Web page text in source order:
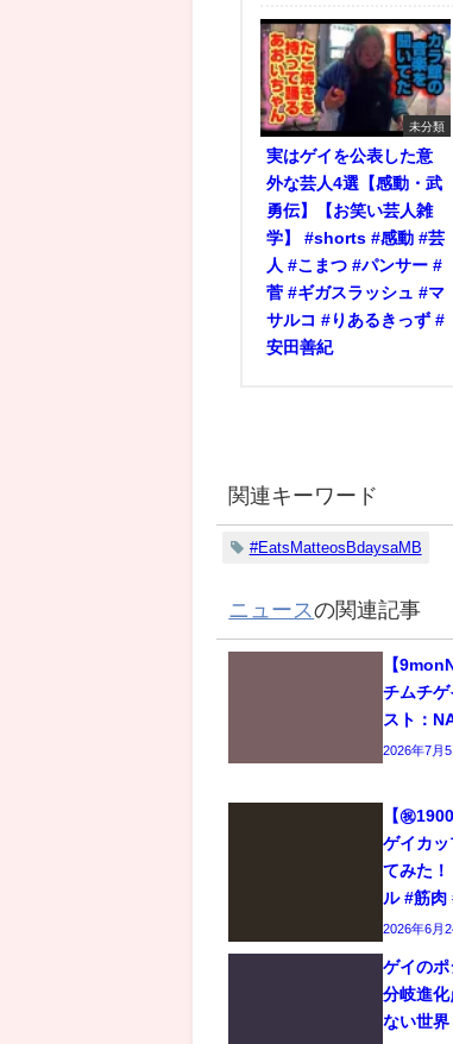
未分類
実はゲイを公表した意
外な芸人4選【感動・武
勇伝】【お笑い芸人雑
学】 #shorts #感動 #芸
人 #こまつ #パンサー #
菅 #ギガスラッシュ #マ
サルコ #りあるきっず #
安田善紀
関連キーワード
#EatsMatteosBdaysaMB
ニュースの関連記事
【
チムチ
スト：
2026年7月5
【㊗️
ゲイカ
てみた
ル #筋肉
2026年6月
ゲイの
分岐進
ない世界